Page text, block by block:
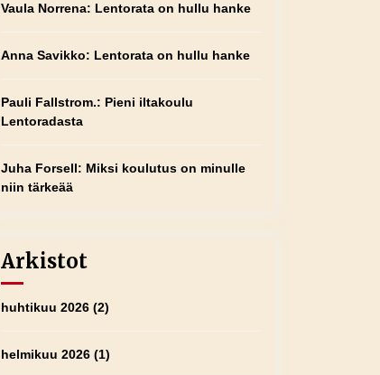
Vaula Norrena: Lentorata on hullu hanke
Anna Savikko: Lentorata on hullu hanke
Pauli Fallstrom.: Pieni iltakoulu
Lentoradasta
Juha Forsell: Miksi koulutus on minulle
niin tärkeää
Arkistot
huhtikuu 2026 (2)
helmikuu 2026 (1)